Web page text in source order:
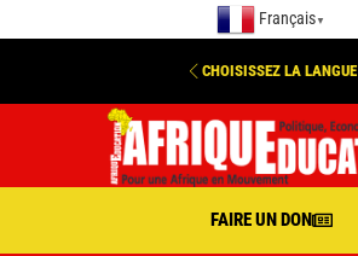
Français ▼
CHOISISSEZ LA LANGUE
FAIRE UN DON